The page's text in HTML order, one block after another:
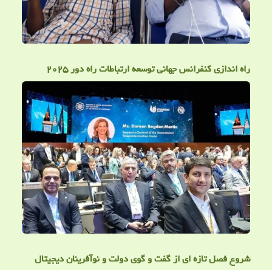
راه اندازی کنفرانس جهانی توسعه ارتباطات راه دور ۲۰۲۵
شروع فصل تازه ای از گفت و گوی دولت و نوآفرینان دیجیتال